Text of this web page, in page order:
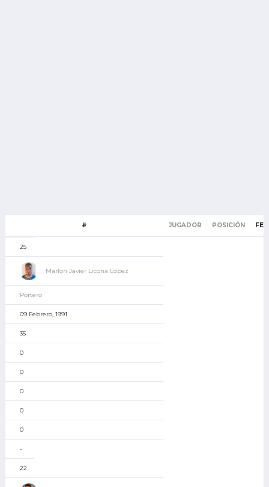
# JUGADOR POSICIÓN
25
Marlon Javier Licona Lopez
Portero
09 Febrero, 1991
35
0
0
0
0
0
-
22